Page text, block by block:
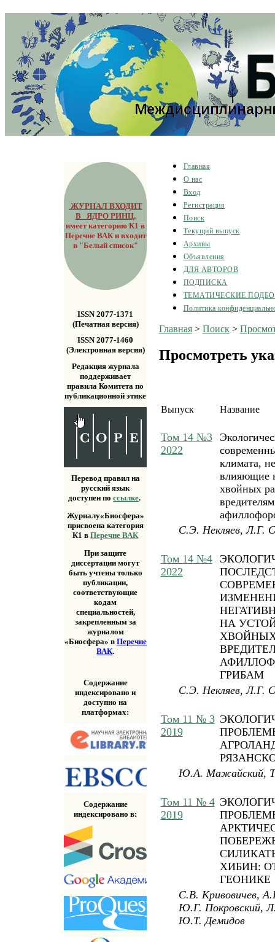
ЖУРНАЛ ВХОДИТ
В ЯДРО РИНЦ,
имеет категорию К1 в
Перечне ВАК и входит
в "Белый список"
ISSN 2077-1371
(Печатная версия)
ISSN 2077-1460
(Электронная версия)
Редакция журнала
поддерживает
правила Комитета по
публикационной этике
Перевод правил на
русский язык
доступен поссылке.
Журналу«Биосфера»
присвоена категория
К1 вПеречне ВАК
При защите
диссертации могут
быть учтены только
публикации,
соответствующие
кодам
специальностей,
закрепленным за
журналом
«Биосфера» в Перечне
ВАК.
Содержание
индексировано и
доступно на
платформах:
Содержание
индексировано в:
Главная
О нас
Вход
Регистрация
Поиск
Текущий выпуск
Архивы
Объявления
ДЛЯ АВТОРОВ
ПОДПИСКА
ТЕМАТИЧЕСКИЕ
Политика
Главная> Поиск>
Просмотреть
Выпуск Название
Том 14 №3
2022
климата,
влияющие
хвойных
С.Э. Некляев, Л.Г.
Том 14 №4
2022
НА
ГРИБАМ
С.Э. Некляев, Л.Г.
Том 11 № 3
2019
Ю.А. Мажайский,
Том 11 № 4
2019
ХИБИН:
ГЕОНИКЕ
С.В. Кривовичев,
Ю.Г. Покровский,
Ю.Т. Демидов